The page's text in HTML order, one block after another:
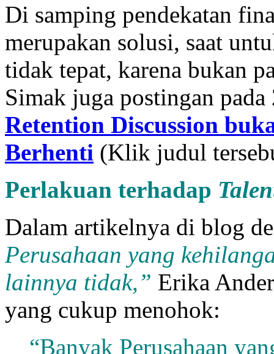
Di samping pendekatan
merupakan solusi, saat
tidak tepat, karena bukan
Simak juga postingan
Retention Discussion
Berhenti (Klik judul
Perlakuan terhadap
Dalam artikelnya di blog
Perusahaan yang
lainnya tidak,” Erika
yang cukup menohok:
“Banyak Perusahaan